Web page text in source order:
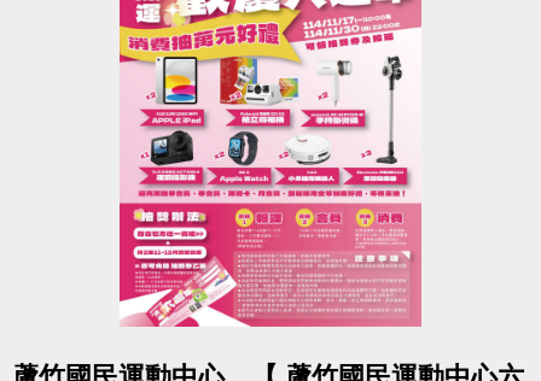
1.請個人獎得獎人及團體獎代表人預留時間準時出
2.得獎者請務必於 10:00–10:50 完成報到，未到者視
3.若需委託他人代領，請備妥委託書及身分證正反影
本供現場查驗。
4.已於送件時附上委託書者無需再次填寫。
若有任何問題，歡迎來電詢問：(03) 263-9066 分機
再次恭喜所有得獎同學，期待在頒獎典禮與大家見